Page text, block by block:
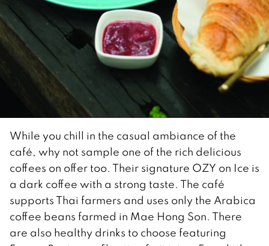
While you chill in the casual ambiance of the
café, why not sample one of the rich delicious
coffees on offer too. Their signature OZY on Ice is
a dark coffee with a strong taste. The café
supports Thai farmers and uses only the Arabica
coffee beans farmed in Mae Hong Son. There
are also healthy drinks to choose featuring